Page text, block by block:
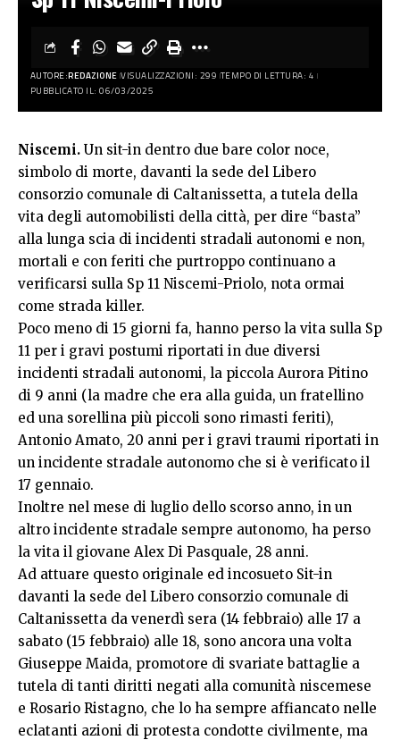
AUTORE:REDAZIONE VISUALIZZAZIONI: 299 TEMPO DI LETTURA: 4
PUBBLICATO IL: 06/03/2025
Niscemi. Un sit-in dentro due bare color noce,
simbolo di morte, davanti la sede del Libero
consorzio comunale di Caltanissetta, a tutela della
vita degli automobilisti della città, per dire “basta”
alla lunga scia di incidenti stradali autonomi e non,
mortali e con feriti che purtroppo continuano a
verificarsi sulla Sp 11 Niscemi-Priolo, nota ormai
come strada killer.
Poco meno di 15 giorni fa, hanno perso la vita sulla Sp
11 per i gravi postumi riportati in due diversi
incidenti stradali autonomi, la piccola Aurora Pitino
di 9 anni (la madre che era alla guida, un fratellino
ed una sorellina più piccoli sono rimasti feriti),
Antonio Amato, 20 anni per i gravi traumi riportati in
un incidente stradale autonomo che si è verificato il
17 gennaio.
Inoltre nel mese di luglio dello scorso anno, in un
altro incidente stradale sempre autonomo, ha perso
la vita il giovane Alex Di Pasquale, 28 anni.
Ad attuare questo originale ed incosueto Sit-in
davanti la sede del Libero consorzio comunale di
Caltanissetta da venerdì sera (14 febbraio) alle 17 a
sabato (15 febbraio) alle 18, sono ancora una volta
Giuseppe Maida, promotore di svariate battaglie a
tutela di tanti diritti negati alla comunità niscemese
e Rosario Ristagno, che lo ha sempre affiancato nelle
eclatanti azioni di protesta condotte civilmente, ma